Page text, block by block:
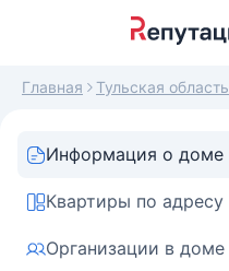
Главная Тульская область
Информация о доме
Квартиры по адресу
Организации в доме